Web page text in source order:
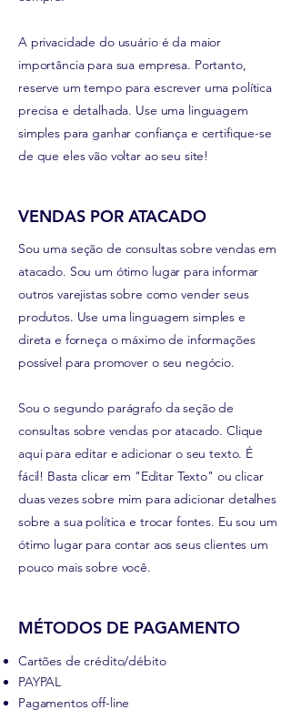
A privacidade do usuário é da maior
importância para sua empresa. Portanto,
reserve um tempo para escrever uma política
precisa e detalhada. Use uma linguagem
simples para ganhar confiança e certifique-se
de que eles vão voltar ao seu site!
VENDAS POR ATACADO
Sou uma seção de consultas sobre vendas em
atacado. Sou um ótimo lugar para informar
outros varejistas sobre como vender seus
produtos. Use uma linguagem simples e
direta e forneça o máximo de informações
possível para promover o seu negócio.
Sou o segundo parágrafo da seção de
consultas sobre vendas por atacado. Clique
aqui para editar e adicionar o seu texto. É
fácil! Basta clicar em "Editar Texto" ou clicar
duas vezes sobre mim para adicionar detalhes
sobre a sua política e trocar fontes. Eu sou um
ótimo lugar para contar aos seus clientes um
pouco mais sobre você.
MÉTODOS DE PAGAMENTO
Cartões de crédito/débito
PAYPAL
Pagamentos off-line